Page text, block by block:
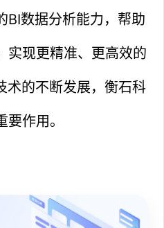
BI数据分析能力，帮助
实现更精准、更高效的
术的不断发展，衡石科
作用。